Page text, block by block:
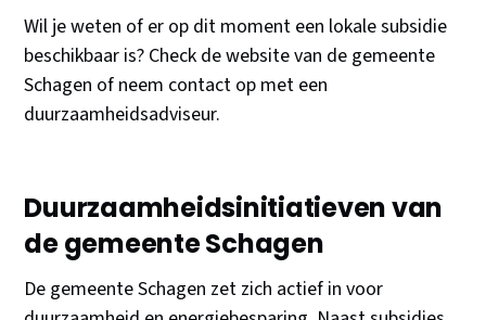
Wil je weten of er op dit moment een lokale subsidie
beschikbaar is? Check de website van de gemeente
Schagen of neem contact op met een
duurzaamheidsadviseur.
Duurzaamheidsinitiatieven van
de gemeente Schagen
De gemeente Schagen zet zich actief in voor